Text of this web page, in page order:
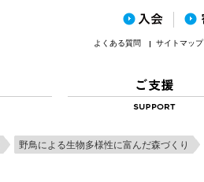
よくある質問 サイトマップ
野鳥による生物多様性に富んだ森づくり